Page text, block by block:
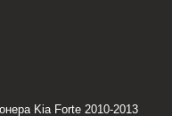
Kia Forte 2010-2013